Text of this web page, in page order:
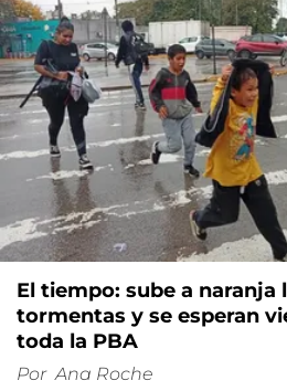
El tiempo: sube a naranja
tormentas y se esperan
toda la PBA
Por Ana Roche